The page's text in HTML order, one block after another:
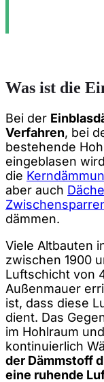
Was ist die
Bei der
Verfahren, bei
bestehende
eingeblasen
die
aber auch
dämmen.
Viele Altbauten
zwischen 1900
Luftschicht von
Außenmauer
ist, dass diese
dient. Das
im Hohlraum
kontinuierlich
der Dämmstoff
eine ruhende